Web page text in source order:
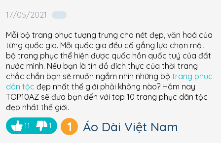
17/05/2021
Mỗi bộ trang phục tượng trưng cho nét đẹp, văn hoá của
từng quốc gia. Mỗi quốc gia đều cố gắng lựa chọn một
bộ trang phục thể hiện được quốc hồn quốc tuý của đất
nước mình. Nếu bạn là tín đồ đích thực của thời trang
chắc chắn bạn sẽ muốn ngắm nhìn những bộ trang phục
dân tộc đẹp nhất thế giới phải không nào? Hôm nay
TOP10AZ sẽ đưa bạn đến với top 10 trang phục dân tộc
đẹp nhất thế giới.
11 1 1 Áo Dài Việt Nam